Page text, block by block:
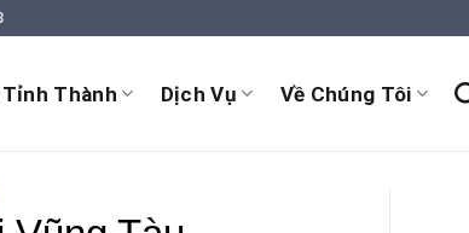
Thành Dịch Vụ Về Chúng Tôi